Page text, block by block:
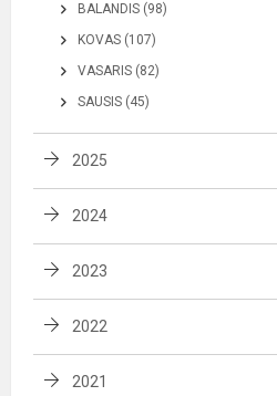
BALANDIS (98)
KOVAS (107)
VASARIS (82)
SAUSIS (45)
2025
2024
2023
2022
2021